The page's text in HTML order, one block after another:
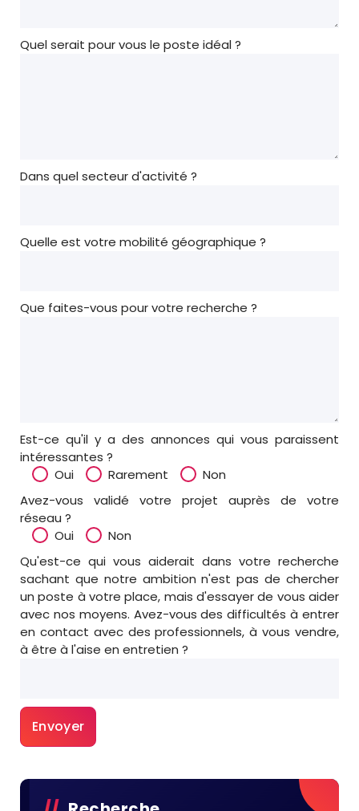
Quel serait pour vous le poste idéal ?
Dans quel secteur d'activité ?
Quelle est votre mobilité géographique ?
Que faites-vous pour votre recherche ?
Est-ce qu'il y a des annonces qui vous paraissent
intéressantes ?
Oui
Rarement
Non
Avez-vous validé votre projet auprès de votre
réseau ?
Oui
Non
Qu'est-ce qui vous aiderait dans votre recherche
sachant que notre ambition n'est pas de chercher
un poste à votre place, mais d'essayer de vous aider
avec nos moyens. Avez-vous des difficultés à entrer
en contact avec des professionnels, à vous vendre,
à être à l'aise en entretien ?
Veuillez laisser ce champ vide.